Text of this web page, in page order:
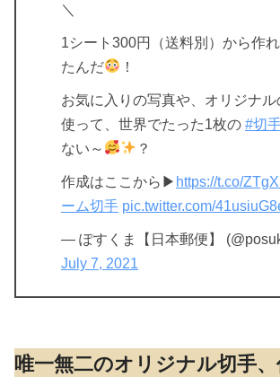
＼
1シート300円（送料別）から作
たんだ
！
お気に入りの写真や、オリジナ
使って、世界でたった1枚の #切
ない～
？
作成はここから▶ https://t.co/
ーム切手 pic.twitter.com/
— ぽすくま【日本郵便】
July 7, 2021
唯一無二のオリジナル切手、